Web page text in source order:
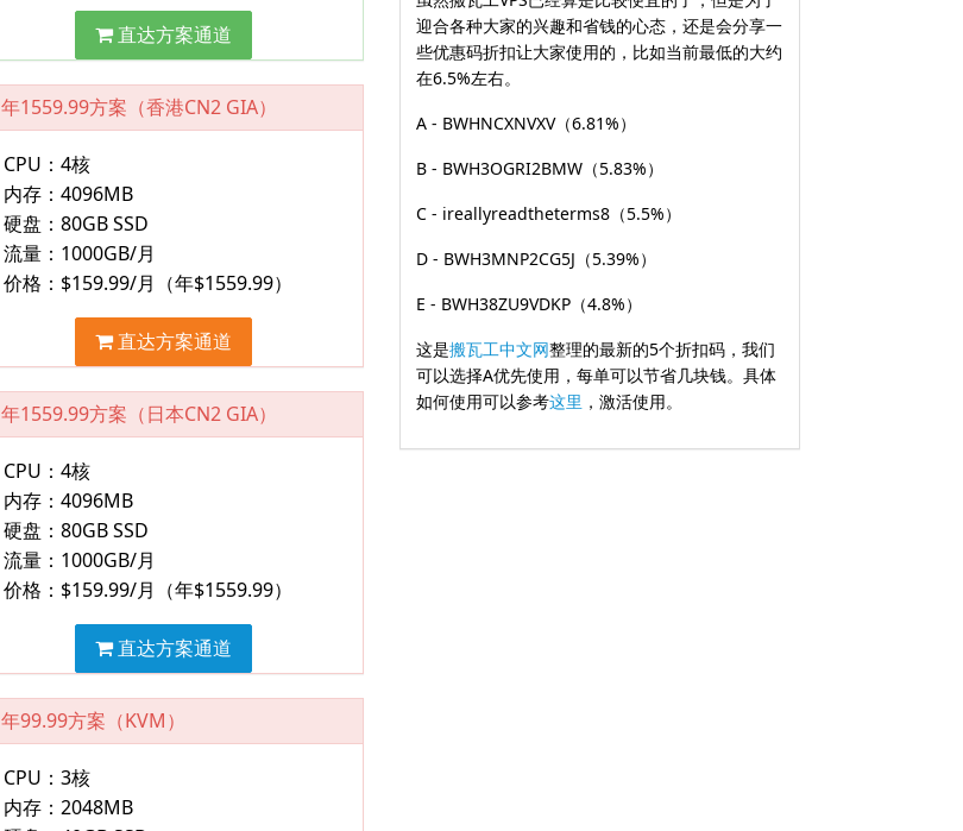
直达方案通道
年1559.99方案（香港CN2 GIA）
CPU：4核
内存：4096MB
硬盘：80GB SSD
流量：1000GB/月
价格：$159.99/月（年$1559.99）
直达方案通道
年1559.99方案（日本CN2 GIA）
CPU：4核
内存：4096MB
硬盘：80GB SSD
流量：1000GB/月
价格：$159.99/月（年$1559.99）
直达方案通道
年99.99方案（KVM）
CPU：3核
内存：2048MB
迎合各种大家的兴趣和省钱的心态，还是会分享一
些优惠码折扣让大家使用的，比如当前最低的大约
在6.5%左右。
A - BWHNCXNVXV（6.81%）
B - BWH3OGRI2BMW（5.83%）
C - ireallyreadtheterms8（5.5%）
D - BWH3MNP2CG5J（5.39%）
E - BWH38ZU9VDKP（4.8%）
这是搬瓦工中文网整理的最新的5个折扣码，我们
可以选择A优先使用，每单可以节省几块钱。具体
如何使用可以参考这里 ，激活使用。